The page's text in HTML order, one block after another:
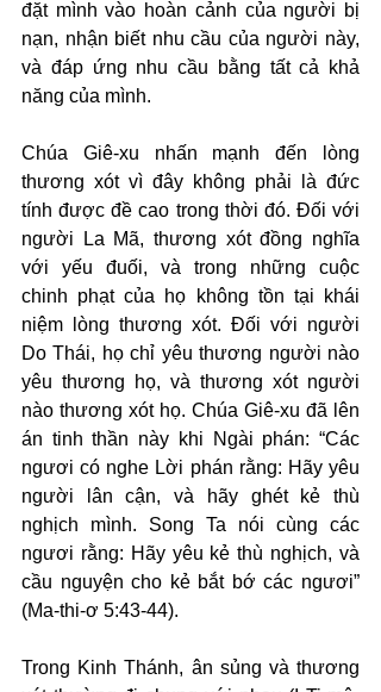
đặt mình vào hoàn cảnh của người bị
nạn, nhận biết nhu cầu của người này,
và đáp ứng nhu cầu bằng tất cả khả
năng của mình.
Chúa Giê-xu nhấn mạnh đến lòng
thương xót vì đây không phải là đức
tính được đề cao trong thời đó. Đối với
người La Mã, thương xót đồng nghĩa
với yếu đuối, và trong những cuộc
chinh phạt của họ không tồn tại khái
niệm lòng thương xót. Đối với người
Do Thái, họ chỉ yêu thương người nào
yêu thương họ, và thương xót người
nào thương xót họ. Chúa Giê-xu đã lên
án tinh thần này khi Ngài phán: “Các
ngươi có nghe Lời phán rằng: Hãy yêu
người lân cận, và hãy ghét kẻ thù
nghịch mình. Song Ta nói cùng các
ngươi rằng: Hãy yêu kẻ thù nghịch, và
cầu nguyện cho kẻ bắt bớ các ngươi”
(Ma-thi-ơ 5:43-44).
Trong Kinh Thánh, ân sủng và thương